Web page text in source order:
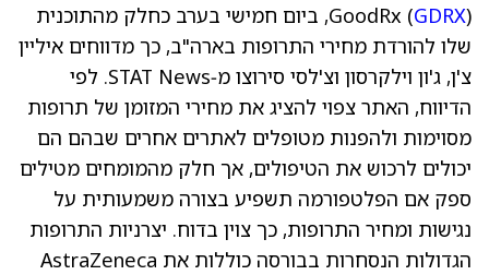
GoodRx (GDRX
), ביום חמישי בערב כחלק מהתוכנית
שלו להורדת מחירי התרופות בארה"ב, כך מדווחים איליין
צ'ן, ג'ון וילקרסון וצ'לסי סירוצו מ‑STAT News. לפי
הדיווח, האתר צפוי להציג את מחירי המזומן של תרופות
מסוימות ולהפנות מטופלים לאתרים אחרים שבהם הם
יכולים לרכוש את הטיפולים, אך חלק מהמומחים מטילים
ספק אם הפלטפורמה תשפיע בצורה משמעותית על
נגישות ומחיר התרופות, כך צוין בדוח. יצרניות התרופות
הגדולות הנסחרות בבורסה כוללות את AstraZeneca